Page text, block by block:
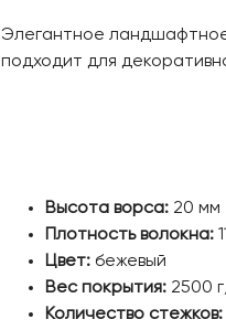
Элегантное
подходит для
Высота ворса: 20 мм
Плотность волокна:
Цвет: бежевый
Вес покрытия: 2500
Количество стежков: